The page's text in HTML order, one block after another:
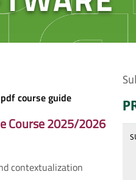
course guide
Course 2025/2026
contextualization